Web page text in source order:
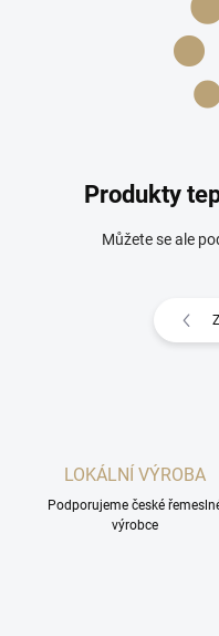
Produkty
Můžete se ale
LOKÁLNÍ VÝROBA
Podporujeme české
výrobce